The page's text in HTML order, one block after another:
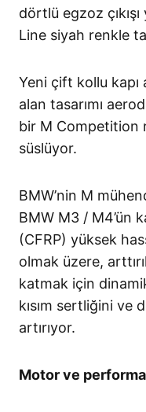
dörtlü egzoz
Line siyah renkle
Yeni çift kollu kapı
alan tasarımı
bir M Competition
süslüyor.
BMW’nin M
BMW M3 / M4’ün
(CFRP) yüksek
olmak üzere,
katmak için
kısım sertliğini ve
artırıyor.
Motor ve